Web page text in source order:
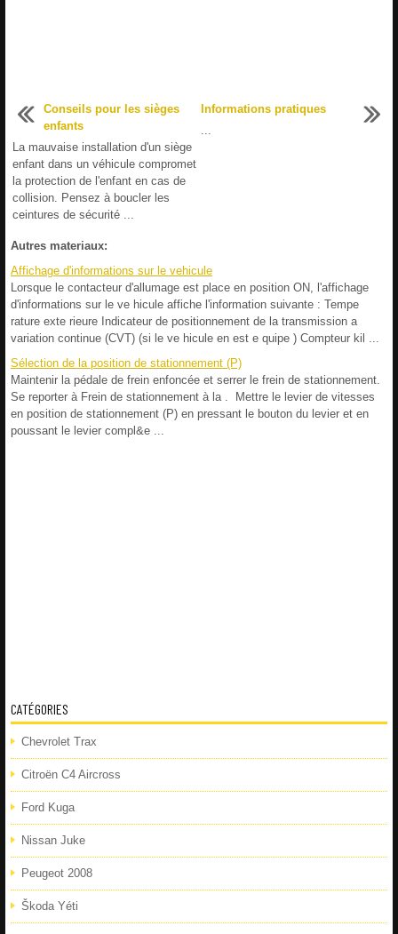
Conseils pour les sièges
enfants
La mauvaise installation d'un siège
enfant dans un véhicule compromet
la protection de l'enfant en cas de
collision. Pensez à boucler les
ceintures de sécurité ...
Informations pratiques
Autres materiaux:
Affichage d'informations sur le vehicule
Lorsque le contacteur d'allumage est place en position ON, l'affichage
d'informations sur le ve hicule affiche l'information suivante : Tempe
rature exte rieure Indicateur de positionnement de la transmission a
variation continue (CVT) (si le ve hicule en est e quipe ) Compteur kil ...
Sélection de la position de stationnement (P)
Maintenir la pédale de frein enfoncée et serrer le frein de stationnement.
Se reporter à Frein de stationnement à la . Mettre le levier de vitesses
en position de stationnement (P) en pressant le bouton du levier et en
poussant le levier compl&e ...
CATÉGORIES
Chevrolet Trax
Citroën C4 Aircross
Ford Kuga
Nissan Juke
Peugeot 2008
Škoda Yéti